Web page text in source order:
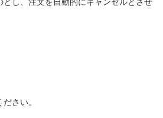
さい。